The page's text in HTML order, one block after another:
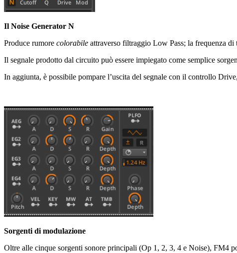
Il Noise Generator N
Produce rumore colorabile attraverso filtraggio Low Pass; la frequenza
Il segnale prodotto dal circuito può essere impiegato come semplice
In aggiunta, è possibile pompare l’uscita del segnale con il controllo
Sorgenti di modulazione
Oltre alle cinque sorgenti sonore principali (Op 1, 2, 3, 4 e Noise), FM4